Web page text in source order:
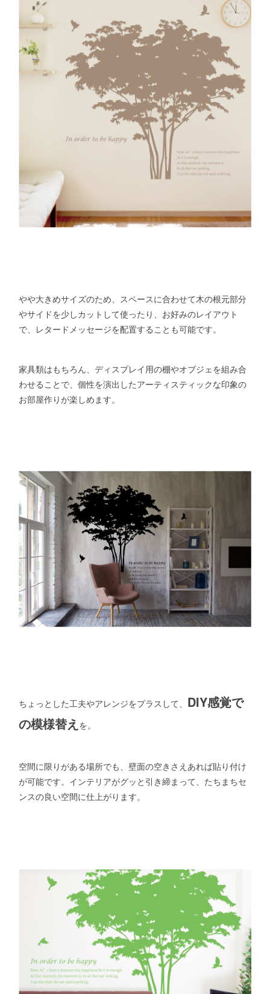
やや大きめサイズのため、スペースに合わせて木の根元部分
やサイドを少しカットして使ったり、お好みのレイアウト
で、レタードメッセージを配置することも可能です。
家具類はもちろん、ディスプレイ用の棚やオブジェを組み合
わせることで、個性を演出したアーティスティックな印象の
お部屋作りが楽しめます。
ちょっとした工夫やアレンジをプラスして、 DIY感覚で
の模様替え を。
空間に限りがある場所でも、壁面の空きさえあれば貼り付け
が可能です。インテリアがグッと引き締まって、たちまちセ
ンスの良い空間に仕上がります。